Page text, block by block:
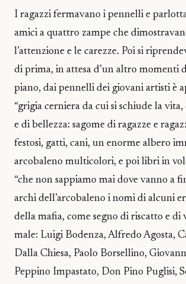
I ragazzi fermavano i pennelli e
amici a quattro zampe che
l’attenzione e le carezze. Poi si
di prima, in attesa d’un altro momenti
piano, dai pennelli dei giovani artisti è
“grigia cerniera da cui si schiude la
e di bellezza: sagome di ragazze e
festosi, gatti, cani, un enorme albero
arcobaleno multicolori, e poi libri in
“che non sappiamo mai dove vanno a
archi dell’arcobaleno i nomi di alcuni
della mafia, come segno di riscatto e di
male: Luigi Bodenza, Alfredo Agosta,
Dalla Chiesa, Paolo Borsellino,
Peppino Impastato, Don Pino Puglisi,